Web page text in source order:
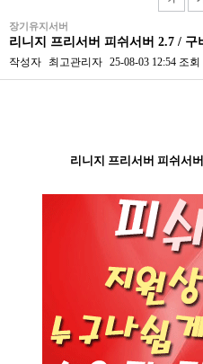
장기유지서버
리니지 프리서버 피쉬서버 2.7 / 구
작성자 최고관리자 25-08-03 12:54 조회
리니지 프리서버 피쉬서